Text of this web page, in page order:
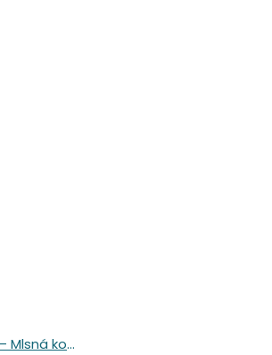
PDF publikace – Mlsná koza